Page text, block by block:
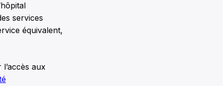
services
équivalent,
aux